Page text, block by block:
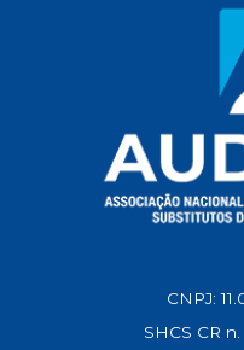
CNPJ:
SHCS CR